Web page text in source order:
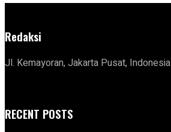
Redaksi
Jl. Kemayoran, Jakarta Pusat, Indonesia
RECENT POSTS